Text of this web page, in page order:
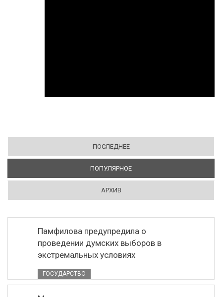
ПОСЛЕДНЕЕ
ПОПУЛЯРНОЕ
АРХИВ
Памфилова предупредила о
проведении думских выборов в
экстремальных условиях
ГОСУДАРСТВО